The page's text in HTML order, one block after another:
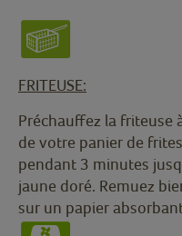
FRITEUSE:
Préchauffez la friteuse
de votre panier de
pendant 3 minutes
jaune doré. Remuez
sur un papier